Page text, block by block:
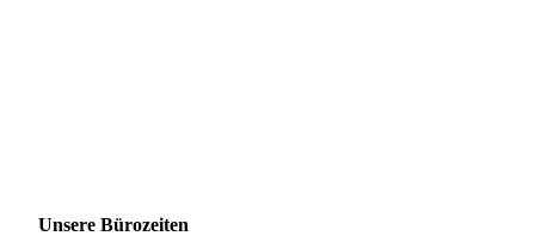
Unsere Bürozeiten